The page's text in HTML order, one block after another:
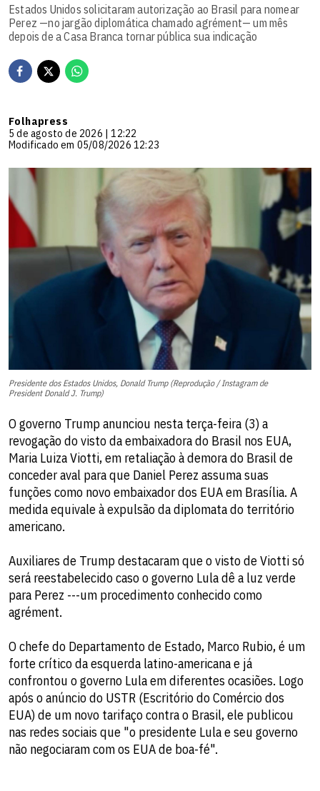
Estados Unidos solicitaram autorização ao Brasil para nomear
Perez —no jargão diplomática chamado agrément— um mês
depois de a Casa Branca tornar pública sua indicação
Folhapress
5 de agosto de 2026 | 12:22
Modificado em 05/08/2026 12:23
Presidente dos Estados Unidos, Donald Trump (Reprodução / Instagram de
President Donald J. Trump)
O governo Trump anunciou nesta terça-feira (3) a
revogação do visto da embaixadora do Brasil nos EUA,
Maria Luiza Viotti, em retaliação à demora do Brasil de
conceder aval para que Daniel Perez assuma suas
funções como novo embaixador dos EUA em Brasília. A
medida equivale à expulsão da diplomata do território
americano.
Auxiliares de Trump destacaram que o visto de Viotti só
será reestabelecido caso o governo Lula dê a luz verde
para Perez ---um procedimento conhecido como
agrément.
O chefe do Departamento de Estado, Marco Rubio, é um
forte crítico da esquerda latino-americana e já
confrontou o governo Lula em diferentes ocasiões. Logo
após o anúncio do USTR (Escritório do Comércio dos
EUA) de um novo tarifaço contra o Brasil, ele publicou
nas redes sociais que "o presidente Lula e seu governo
não negociaram com os EUA de boa-fé".